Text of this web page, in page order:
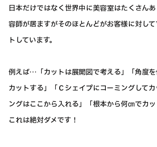
日本だけではなく世界中に美容室はたくさん
容師が居ますがそのほとんどがお客様に対し
トしています。
例えば…「カットは展開図で考える」「角度
カットする」「Ｃシェイプにコーミングして
ングはここから入れる」「根本から何㎝でカ
これは絶対ダメです！